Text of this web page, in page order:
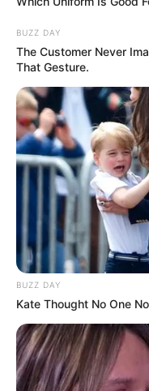
BUZZ DAY
The Customer Never
That Gesture.
BUZZ DAY
Kate Thought No One